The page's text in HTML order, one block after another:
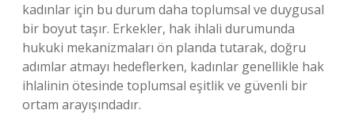
kadınlar için bu durum daha toplumsal ve duygusal
bir boyut taşır. Erkekler, hak ihlali durumunda
hukuki mekanizmaları ön planda tutarak, doğru
adımlar atmayı hedeflerken, kadınlar genellikle hak
ihlalinin ötesinde toplumsal eşitlik ve güvenli bir
ortam arayışındadır.